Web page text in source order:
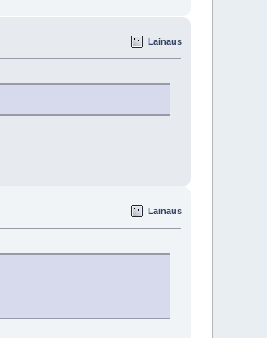
Lainaus
Lainaus